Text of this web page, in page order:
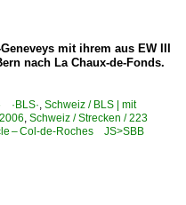
mit ihrem aus EW III
nach La Chaux-de-Fonds.
·BLS·, Schweiz / BLS | mit
, Schweiz / Strecken / 223
– Col-de-Roches JS>SBB